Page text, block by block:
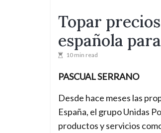
Topar
española
10 min read
PASCUAL SERRANO
Desde hace meses las
España, el grupo Unidas
productos y servicios